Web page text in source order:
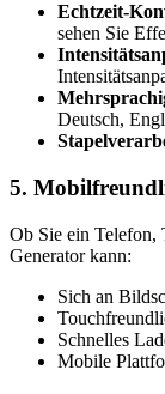
Echtzeit-
sehen Sie
Deutsch,
5.
Ob Sie ein Telefon,
Generator kann:
Sich an
Schnelles
Mobile